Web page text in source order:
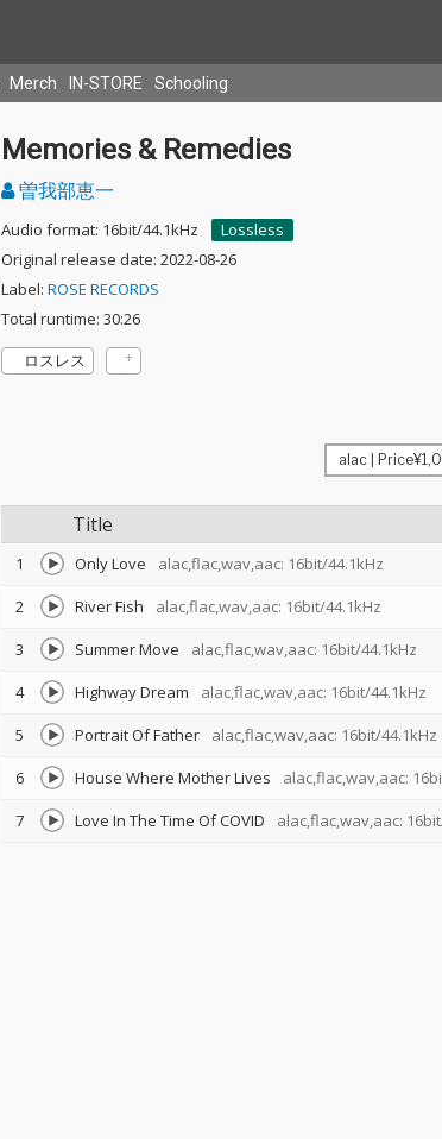
Merch IN-STORE Schooling
Memories & Remedies
曽我部恵一
Audio format: 16bit/44.1kHz
Lossless
Original release date: 2022-08-26
Label: ROSE RECORDS
Total runtime: 30:26
ロスレス
Title
1 Only Love alac,flac,wav,aac: 16bit/44.1kHz
2
River Fish alac,flac,wav,aac: 16bit/44.1kHz
3
Summer Move alac,flac,wav,aac: 16bit/44.1kHz
4
Highway Dream alac,flac,wav,aac: 16bit/44.1kHz
5
Portrait Of Father alac,flac,wav,aac: 16bit/44.1kHz
6
House Where Mother Lives alac,flac,wav,aac:
7
Love In The Time Of COVID alac,flac,wav,aac: